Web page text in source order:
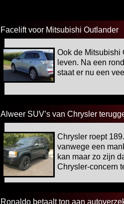
Facelift voor Mitsubishi Outlander
Ook de Mitsubishi
leven. Na een
staat er nu een
Alweer SUV’s van Chrysler
Chrysler roept
vanwege een
kan maar zo zijn
Chrysler-concern
Ronaldo betaalt ton aan